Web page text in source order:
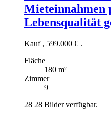
Mieteinnahmen
Lebensqualität
Kauf , 599.000 € .
Fläche
180 m²
Zimmer
9
28 28 Bilder verfügbar.